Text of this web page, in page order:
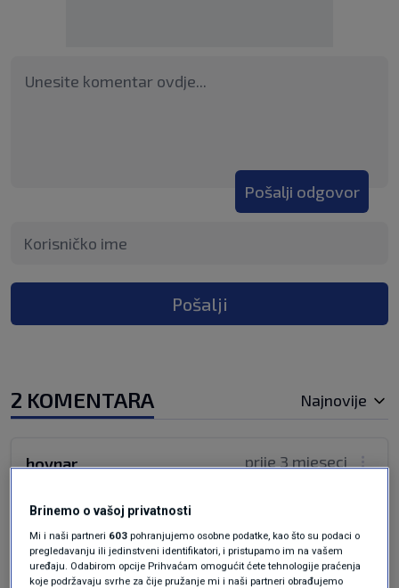
Pošalji odgovor
Pošalji
2 KOMENTARA Najnovije
prije 3 mjeseci
hovnar
Lešinari su svugdje isti
Odgovor
Brinemo o vašoj privatnosti
Mi i naši partneri 603 pohranjujemo osobne podatke, kao što su podaci o
pregledavanju ili jedinstveni identifikatori, i pristupamo im na vašem
uređaju. Odabirom opcije Prihvaćam omogućit ćete tehnologije praćenja
koje podržavaju svrhe za čije pružanje mi i naši partneri obrađujemo